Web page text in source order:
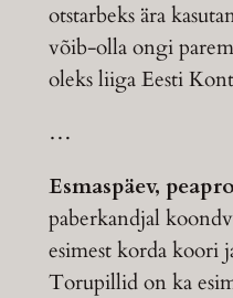
otstarbeks ära
võib-olla ongi
oleks liiga Eesti
…
Esmaspäev,
paberkandjal
esimest korda koori
Torupillid on ka